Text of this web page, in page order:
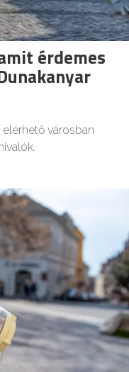
érdemes
városban